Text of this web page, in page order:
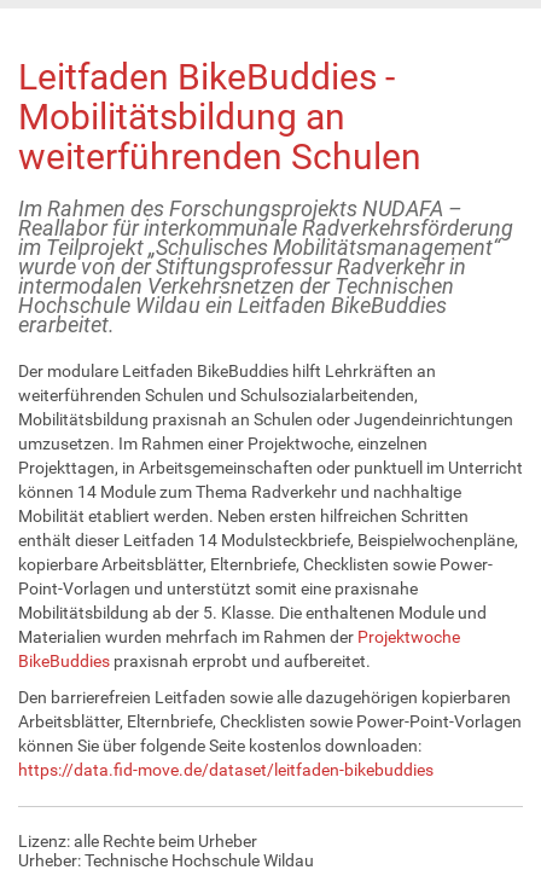
Leitfaden BikeBuddies -
Mobilitätsbildung an
weiterführenden Schulen
Im Rahmen des Forschungsprojekts NUDAFA –
Reallabor für interkommunale Radverkehrsförderung
im Teilprojekt „Schulisches Mobilitätsmanagement“
wurde von der Stiftungsprofessur Radverkehr in
intermodalen Verkehrsnetzen der Technischen
Hochschule Wildau ein Leitfaden BikeBuddies
erarbeitet.
Der modulare Leitfaden BikeBuddies hilft Lehrkräften an
weiterführenden Schulen und Schulsozialarbeitenden,
Mobilitätsbildung praxisnah an Schulen oder Jugendeinrichtungen
umzusetzen. Im Rahmen einer Projektwoche, einzelnen
Projekttagen, in Arbeitsgemeinschaften oder punktuell im Unterricht
können 14 Module zum Thema Radverkehr und nachhaltige
Mobilität etabliert werden. Neben ersten hilfreichen Schritten
enthält dieser Leitfaden 14 Modulsteckbriefe, Beispielwochenpläne,
kopierbare Arbeitsblätter, Elternbriefe, Checklisten sowie Power-
Point-Vorlagen und unterstützt somit eine praxisnahe
Mobilitätsbildung ab der 5. Klasse. Die enthaltenen Module und
Materialien wurden mehrfach im Rahmen der Projektwoche
BikeBuddies praxisnah erprobt und aufbereitet.
Den barrierefreien Leitfaden sowie alle dazugehörigen kopierbaren
Arbeitsblätter, Elternbriefe, Checklisten sowie Power-Point-Vorlagen
können Sie über folgende Seite kostenlos downloaden:
https://data.fid-move.de/dataset/leitfaden-bikebuddies
Lizenz: alle Rechte beim Urheber
Urheber: Technische Hochschule Wildau